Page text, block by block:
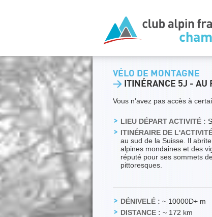
VÉLO DE MONTAGNE
> ITINÉRANCE 5J - AU
Vous n'avez pas accès à
LIEU DÉPART ACTIVITÉ :
ITINÉRAIRE DE
au sud de la Suisse. Il
alpines mondaines et des
réputé pour ses sommets
pittoresques.
DÉNIVELÉ : ~ 10000D+ m
DISTANCE : ~ 172 km